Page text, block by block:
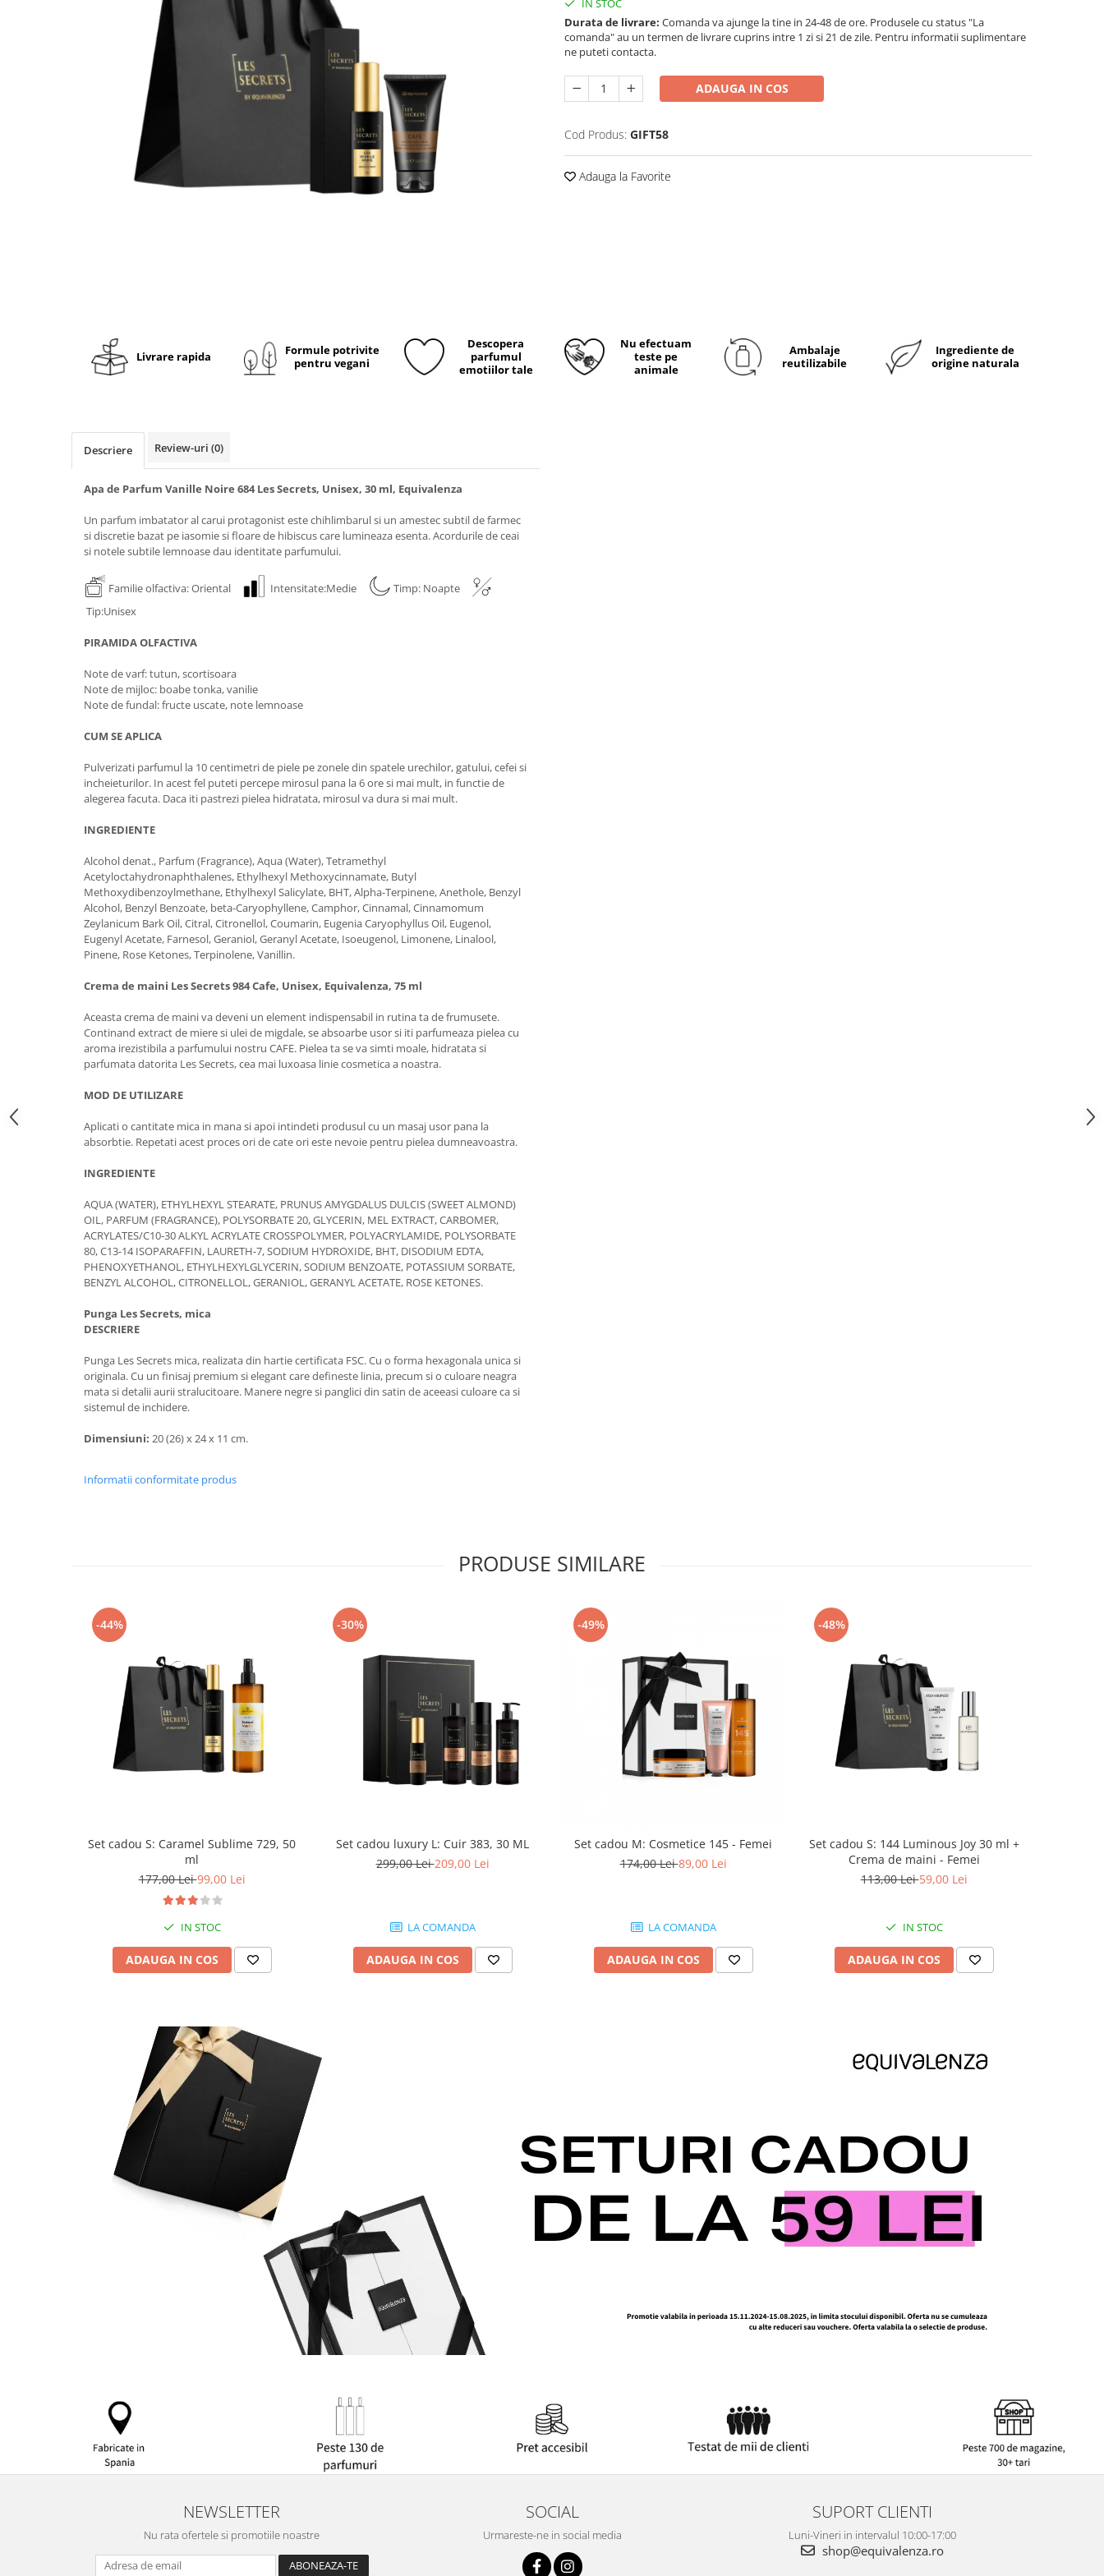
IN STOC
Durata de livrare: Comanda va ajunge la tine in 24-48 de ore. Produsele cu status "La
comanda" au un termen de livrare cuprins intre 1 zi si 21 de zile. Pentru informatii suplimentare
ne puteti contacta.
ADAUGA IN COS
Cod Produs: GIFT58
Adauga la Favorite
Livrare rapida
Formule potrivite
pentru vegani
Descopera
parfumul
emotiilor tale
Nu efectuam
teste pe
animale
Ambalaje
reutilizabile
Ingrediente de
origine naturala
Descriere Review-uri (0)
Apa de Parfum Vanille Noire 684 Les Secrets, Unisex, 30 ml, Equivalenza
Un parfum imbatator al carui protagonist este chihlimbarul si un amestec subtil de farmec
si discretie bazat pe iasomie si floare de hibiscus care lumineaza esenta. Acordurile de ceai
si notele subtile lemnoase dau identitate parfumului.
Familie olfactiva: Oriental Intensitate:Medie
Timp: Noapte
Tip:Unisex
PIRAMIDA OLFACTIVA
Note de varf: tutun, scortisoara
Note de mijloc: boabe tonka, vanilie
Note de fundal: fructe uscate, note lemnoase
CUM SE APLICA
Pulverizati parfumul la 10 centimetri de piele pe zonele din spatele urechilor, gatului, cefei si
incheieturilor. In acest fel puteti percepe mirosul pana la 6 ore si mai mult, in functie de
alegerea facuta. Daca iti pastrezi pielea hidratata, mirosul va dura si mai mult.
INGREDIENTE
Alcohol denat., Parfum (Fragrance), Aqua (Water), Tetramethyl
Acetyloctahydronaphthalenes, Ethylhexyl Methoxycinnamate, Butyl
Methoxydibenzoylmethane, Ethylhexyl Salicylate, BHT, Alpha-Terpinene, Anethole, Benzyl
Alcohol, Benzyl Benzoate, beta-Caryophyllene, Camphor, Cinnamal, Cinnamomum
Zeylanicum Bark Oil, Citral, Citronellol, Coumarin, Eugenia Caryophyllus Oil, Eugenol,
Eugenyl Acetate, Farnesol, Geraniol, Geranyl Acetate, Isoeugenol, Limonene, Linalool,
Pinene, Rose Ketones, Terpinolene, Vanillin.
Crema de maini Les Secrets 984 Cafe, Unisex, Equivalenza, 75 ml
Aceasta crema de maini va deveni un element indispensabil in rutina ta de frumusete.
Continand extract de miere si ulei de migdale, se absoarbe usor si iti parfumeaza pielea cu
aroma irezistibila a parfumului nostru CAFE. Pielea ta se va simti moale, hidratata si
parfumata datorita Les Secrets, cea mai luxoasa linie cosmetica a noastra.
MOD DE UTILIZARE
Aplicati o cantitate mica in mana si apoi intindeti produsul cu un masaj usor pana la
absorbtie. Repetati acest proces ori de cate ori este nevoie pentru pielea dumneavoastra.
INGREDIENTE
AQUA (WATER), ETHYLHEXYL STEARATE, PRUNUS AMYGDALUS DULCIS (SWEET ALMOND)
OIL, PARFUM (FRAGRANCE), POLYSORBATE 20, GLYCERIN, MEL EXTRACT, CARBOMER,
ACRYLATES/C10-30 ALKYL ACRYLATE CROSSPOLYMER, POLYACRYLAMIDE, POLYSORBATE
80, C13-14 ISOPARAFFIN, LAURETH-7, SODIUM HYDROXIDE, BHT, DISODIUM EDTA,
PHENOXYETHANOL, ETHYLHEXYLGLYCERIN, SODIUM BENZOATE, POTASSIUM SORBATE,
BENZYL ALCOHOL, CITRONELLOL, GERANIOL, GERANYL ACETATE, ROSE KETONES.
Punga Les Secrets, mica
DESCRIERE
Punga Les Secrets mica, realizata din hartie certificata FSC. Cu o forma hexagonala unica si
originala. Cu un finisaj premium si elegant care defineste linia, precum si o culoare neagra
mata si detalii aurii stralucitoare. Manere negre si panglici din satin de aceeasi culoare ca si
sistemul de inchidere.
Dimensiuni: 20 (26) x 24 x 11 cm.
Informatii conformitate produs
PRODUSE SIMILARE
-44%
Set cadou S: Caramel Sublime 729, 50
ml
177,00 Lei99,00 Lei
IN STOC
ADAUGA IN COS
-30%
Set cadou luxury L: Cuir 383, 30 ML
299,00 Lei209,00 Lei
LA COMANDA
ADAUGA IN COS
-49%
Set cadou M: Cosmetice 145 - Femei
174,00 Lei89,00 Lei
LA COMANDA
ADAUGA IN COS
-48%
Set cadou S: 144 Luminous Joy 30 ml +
Crema de maini - Femei
113,00 Lei59,00 Lei
IN STOC
ADAUGA IN COS
NEWSLETTER
Nu rata ofertele si promotiile noastre
SOCIAL
Urmareste-ne in social media
SUPORT CLIENTI
Luni-Vineri in intervalul 10:00-17:00
shop@equivalenza.ro